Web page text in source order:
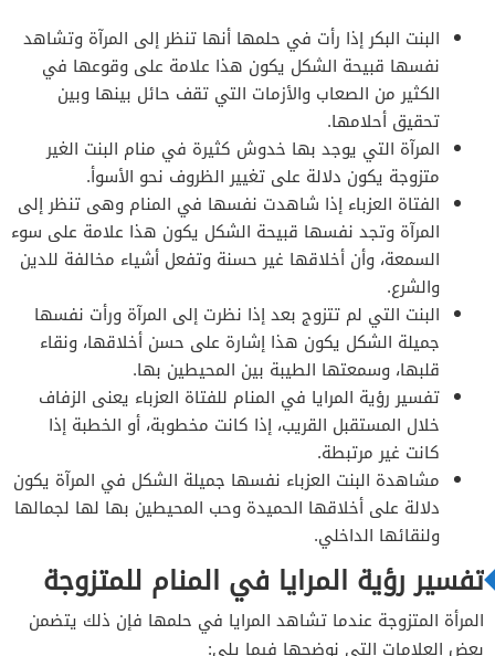
البنت البكر إذا رأت في حلمها أنها تنظر إلى المرآة وتشاهد
نفسها قبيحة الشكل يكون هذا علامة على وقوعها في
الكثير من الصعاب والأزمات التي تقف حائل بينها وبين
تحقيق أحلامها.
المرآة التي يوجد بها خدوش كثيرة في منام البنت الغير
متزوجة يكون دلالة على تغيير الظروف نحو الأسوأ.
الفتاة العزباء إذا شاهدت نفسها في المنام وهى تنظر إلى
المرآة وتجد نفسها قبيحة الشكل يكون هذا علامة على سوء
السمعة، وأن أخلاقها غير حسنة وتفعل أشياء مخالفة للدين
والشرع.
البنت التي لم تتزوج بعد إذا نظرت إلى المرآة ورأت نفسها
جميلة الشكل يكون هذا إشارة على حسن أخلاقها، ونقاء
قلبها، وسمعتها الطيبة بين المحيطين بها.
تفسير رؤية المرايا في المنام للفتاة العزباء يعنى الزفاف
خلال المستقبل القريب، إذا كانت مخطوبة، أو الخطبة إذا
كانت غير مرتبطة.
مشاهدة البنت العزباء نفسها جميلة الشكل في المرآة يكون
دلالة على أخلاقها الحميدة وحب المحيطين بها لها لجمالها
ولنقائها الداخلي.
تفسير رؤية المرايا في المنام للمتزوجة
المرأة المتزوجة عندما تشاهد المرايا في حلمها فإن ذلك يتضمن
بعض العلامات التي نوضحها فيما يلي: